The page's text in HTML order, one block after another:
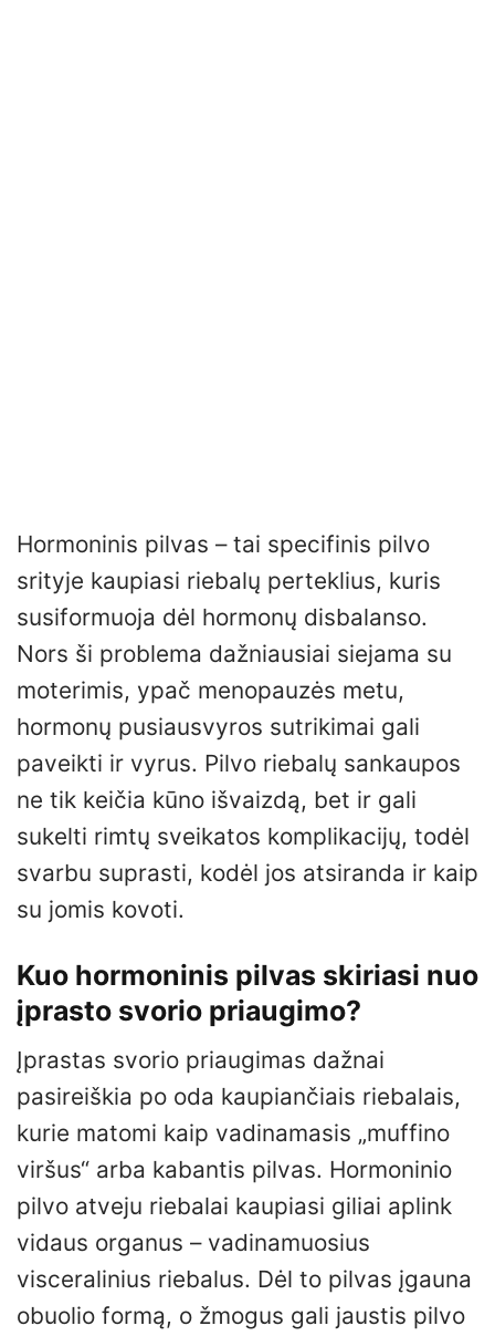
Hormoninis pilvas – tai specifinis pilvo
srityje kaupiasi riebalų perteklius, kuris
susiformuoja dėl hormonų disbalanso.
Nors ši problema dažniausiai siejama su
moterimis, ypač menopauzės metu,
hormonų pusiausvyros sutrikimai gali
paveikti ir vyrus. Pilvo riebalų sankaupos
ne tik keičia kūno išvaizdą, bet ir gali
sukelti rimtų sveikatos komplikacijų, todėl
svarbu suprasti, kodėl jos atsiranda ir kaip
su jomis kovoti.
Kuo hormoninis pilvas skiriasi nuo
įprasto svorio priaugimo?
Įprastas svorio priaugimas dažnai
pasireiškia po oda kaupiančiais riebalais,
kurie matomi kaip vadinamasis „muffino
viršus“ arba kabantis pilvas. Hormoninio
pilvo atveju riebalai kaupiasi giliai aplink
vidaus organus – vadinamuosius
visceralinius riebalus. Dėl to pilvas įgauna
obuolio formą, o žmogus gali jaustis pilvo